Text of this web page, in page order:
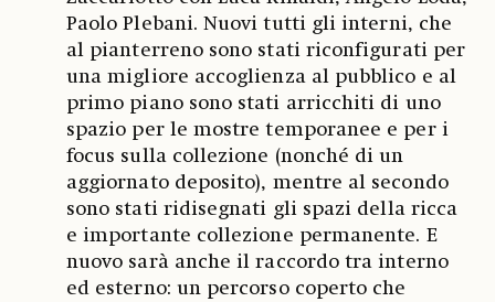
Paolo Plebani. Nuovi tutti gli interni, che
al pianterreno sono stati riconfigurati per
una migliore accoglienza al pubblico e al
primo piano sono stati arricchiti di uno
spazio per le mostre temporanee e per i
focus sulla collezione (nonché di un
aggiornato deposito), mentre al secondo
sono stati ridisegnati gli spazi della ricca
e importante collezione permanente. E
nuovo sarà anche il raccordo tra interno
ed esterno: un percorso coperto che